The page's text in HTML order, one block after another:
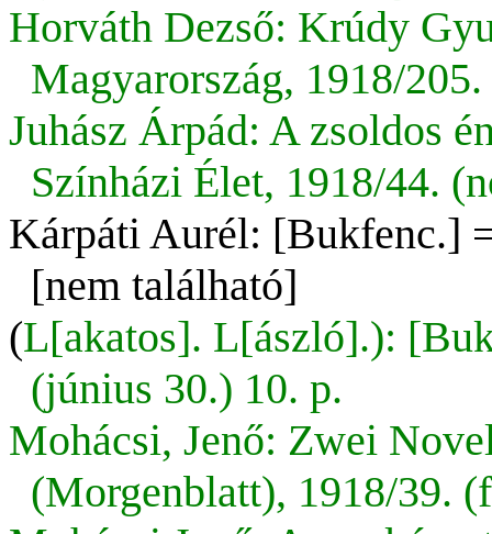
Horváth Dezső: Krúdy
Magyarország, 1918/
Juhász Árpád: A zsoldos
Színházi Élet, 1918/44.
Kárpáti Aurél: [Bukfenc.]
[nem található]
(L[akatos]. L[ászló].):
(június 30.) 10. p.
Mohácsi, Jenő: Zwei
(Morgenblatt), 1918/39.